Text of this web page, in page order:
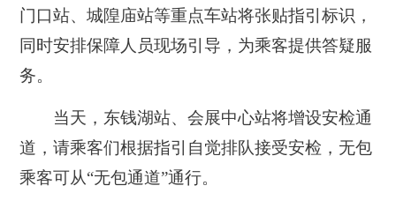
门口站、城隍庙站等重点车站将张贴指引标识，
同时安排保障人员现场引导，为乘客提供答疑服
务。
当天，东钱湖站、会展中心站将增设安检通
道，请乘客们根据指引自觉排队接受安检，无包
乘客可从“无包通道”通行。